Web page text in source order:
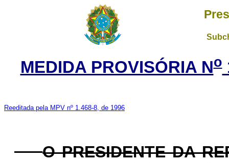
MEDIDA PROVISÓRIA No
Reeditada pela MPV nº 1.468-8, de 1996
O PRESIDENTE DA